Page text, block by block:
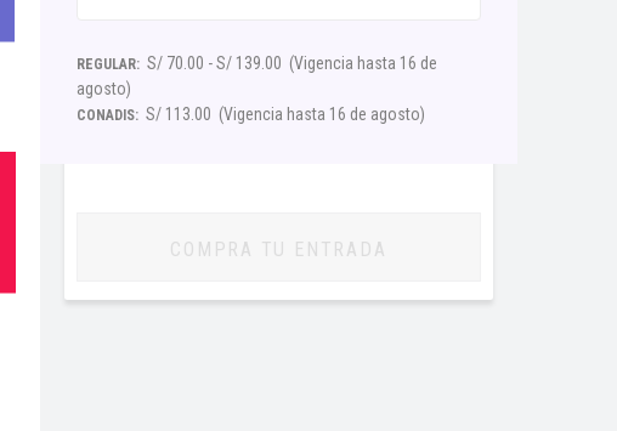
REGULAR:S/ 70.00 - S/ 139.00 (Vigencia hasta 16 de
agosto)
CONADIS:S/ 113.00 (Vigencia hasta 16 de agosto)
COMPRA TU ENTRADA